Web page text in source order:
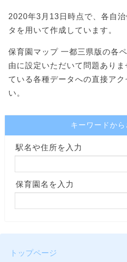
2020年3月13日時点で、各自
タを用いて作成しています。
保育園マップ 一都三県版の各
由に設定いただいて問題あり
ている各種データへの直接ア
い。
キーワードから
駅名や住所を入力
保育園名を入力
トップページ